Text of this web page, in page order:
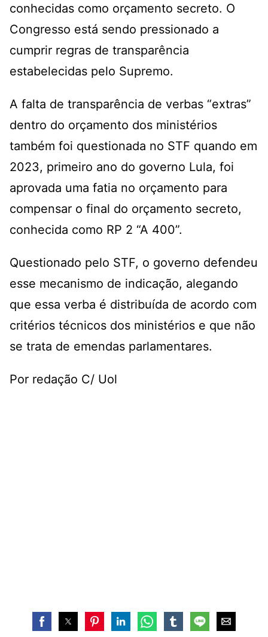
conhecidas como orçamento secreto. O
Congresso está sendo pressionado a
cumprir regras de transparência
estabelecidas pelo Supremo.
A falta de transparência de verbas “extras”
dentro do orçamento dos ministérios
também foi questionada no STF quando em
2023, primeiro ano do governo Lula, foi
aprovada uma fatia no orçamento para
compensar o final do orçamento secreto,
conhecida como RP 2 “A 400”.
Questionado pelo STF, o governo defendeu
esse mecanismo de indicação, alegando
que essa verba é distribuída de acordo com
critérios técnicos dos ministérios e que não
se trata de emendas parlamentares.
Por redação C/ Uol